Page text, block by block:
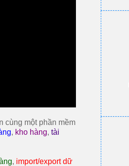
cùng một phần mềm
, kho hàng, tài
, import/export dữ